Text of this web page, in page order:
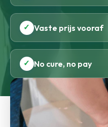
✓ Vaste prijs vooraf
✓ No cure, no pay